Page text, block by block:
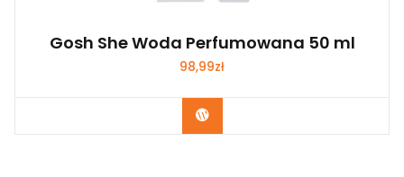
Gosh She Woda Perfumowana 50 ml
98,99zł
Zobacz